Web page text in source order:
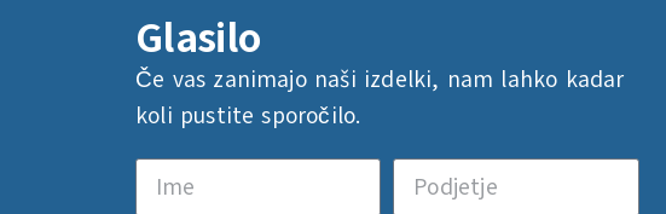
Glasilo
Če vas zanimajo naši izdelki, nam lahko kadar
koli pustite sporočilo.